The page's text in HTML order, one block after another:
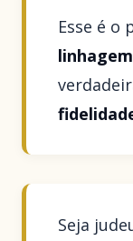
Esse é o
Seja